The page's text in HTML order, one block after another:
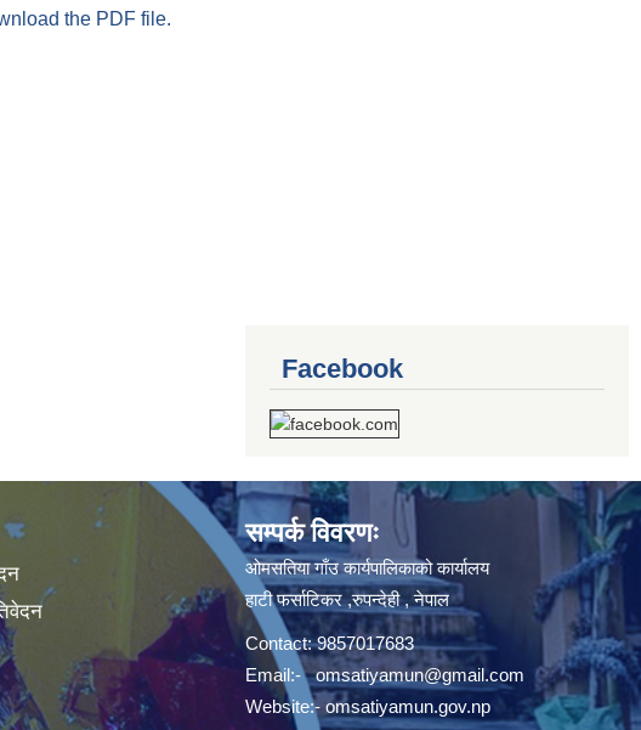
the PDF file.
Facebook
सम्पर्क विवरणः
ओमसतिया गाँउ कार्यपालिकाको कार्यालय
हाटी फर्साटिकर ,रुपन्देही , नेपाल
Contact: 9857017683
Email:-omsatiyamun@gmail.com
Website:- omsatiyamun.gov.np